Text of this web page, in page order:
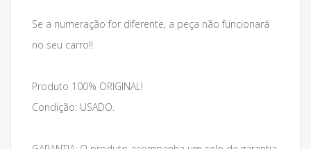
Se a numeração for diferente, a peça não funcionará
no seu carro!!
Produto 100% ORIGINAL!
Condição: USADO.